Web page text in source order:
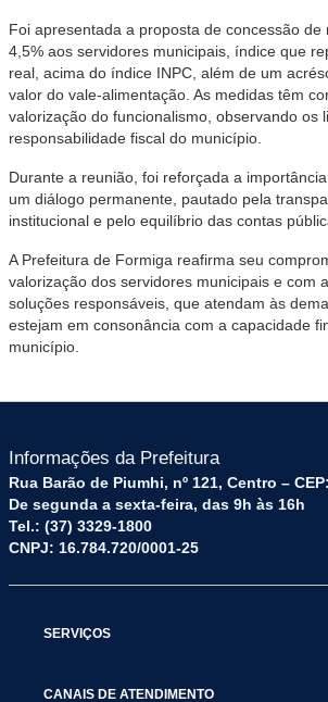
Foi apresentada a proposta de concessão de
4,5% aos servidores municipais, índice que
real, acima do índice INPC, além de um
valor do vale-alimentação. As medidas têm
valorização do funcionalismo, observando os
responsabilidade fiscal do município.
Durante a reunião, foi reforçada a
um diálogo permanente, pautado pela
institucional e pelo equilíbrio das contas
A Prefeitura de Formiga reafirma seu
valorização dos servidores municipais e com
soluções responsáveis, que atendam às
estejam em consonância com a capacidade
município.
Informações da Prefeitura
Rua Barão de Piumhi, nº 121, Centro –
De segunda a sexta-feira, das 9h às 16h
Tel.: (37) 3329-1800
CNPJ: 16.784.720/0001-25
SERVIÇOS
CANAIS DE ATENDIMENTO